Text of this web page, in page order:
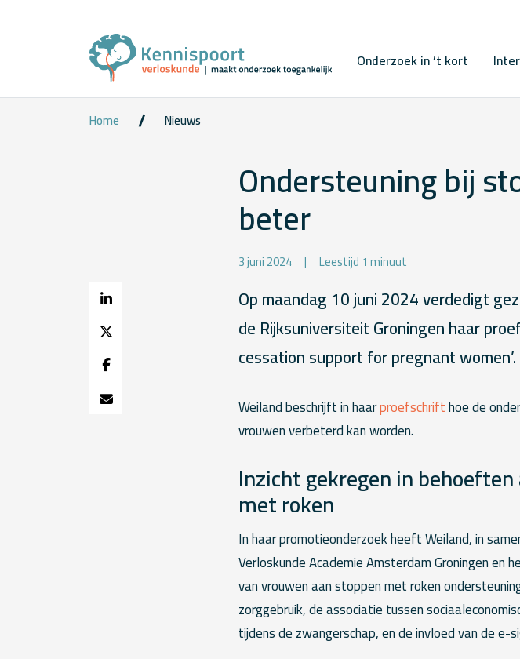
Onderzoek in ’t kort
Home Nieuws
Ondersteuning bij
beter
3 juni 2024 Leestijd 1 minuut
Op maandag 10 juni 2024 verdedigt
de Rijksuniversiteit Groningen haar
cessation support for pregnant women’.
Weiland beschrijft in haarproefschrifthoe de
vrouwen verbeterd kan worden.
Inzicht gekregen in
met roken
In haar promotieonderzoek heeft Weiland, in
Verloskunde Academie Amsterdam Groningen en
van vrouwen aan stoppen met roken
zorggebruik, de associatie tussen
tijdens de zwangerschap, en de invloed van de